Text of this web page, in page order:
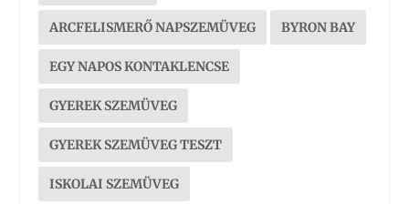
ARCFELISMERŐ NAPSZEMÜVEG BYRON BAY
EGY NAPOS KONTAKLENCSE
GYEREK SZEMÜVEG
GYEREK SZEMÜVEG TESZT
ISKOLAI SZEMÜVEG